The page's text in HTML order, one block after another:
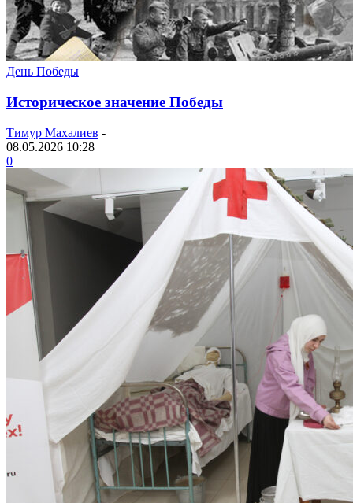
День Победы
Историческое значение Победы
Тимур Махалиев -
08.05.2026 10:28
0